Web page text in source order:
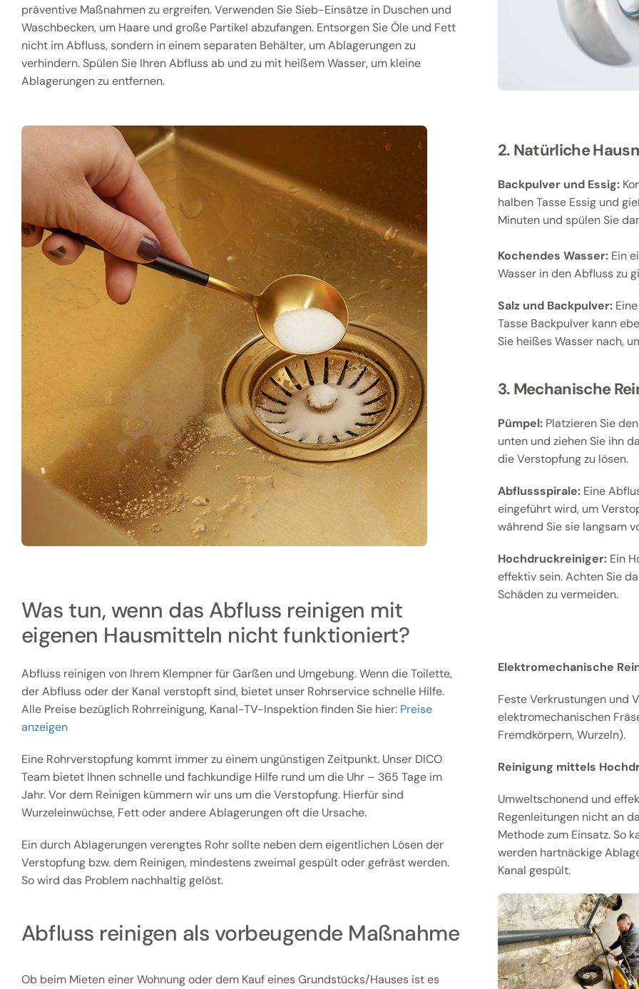
präventive Maßnahmen zu ergreifen. Verwenden Sie Sieb-Einsätze in Duschen und
Waschbecken, um Haare und große Partikel abzufangen. Entsorgen Sie Öle und Fett
nicht im Abfluss, sondern in einem separaten Behälter, um Ablagerungen zu
verhindern. Spülen Sie Ihren Abfluss ab und zu mit heißem Wasser, um kleine
Ablagerungen zu entfernen.
2. Natürliche
Backpulver und Essig:
halben Tasse Essig und
Minuten und spülen Sie
Kochendes Wasser:Ein
Wasser in den Abfluss zu
Salz und Backpulver:Eine
Tasse Backpulver kann
Sie heißes Wasser nach,
3. Mechanische
Pümpel:Platzieren Sie
unten und ziehen Sie ihn
die Verstopfung zu lösen.
Abflussspirale:Eine
eingeführt wird, um
während Sie sie langsam
Hochdruckreiniger:Ein
effektiv sein. Achten Sie
Schäden zu vermeiden.
Was tun, wenn das Abfluss reinigen mit
eigenen Hausmitteln nicht funktioniert?
Abfluss reinigen von Ihrem Klempner für Garßen und Umgebung. Wenn die Toilette,
der Abfluss oder der Kanal verstopft sind, bietet unser Rohrservice schnelle Hilfe.
Alle Preise bezüglich Rohrreinigung, Kanal-TV-Inspektion finden Sie hier: Preise
anzeigen
Eine Rohrverstopfung kommt immer zu einem ungünstigen Zeitpunkt. Unser DICO
Team bietet Ihnen schnelle und fachkundige Hilfe rund um die Uhr – 365 Tage im
Jahr. Vor dem Reinigen kümmern wir uns um die Verstopfung. Hierfür sind
Wurzeleinwüchse, Fett oder andere Ablagerungen oft die Ursache.
Ein durch Ablagerungen verengtes Rohr sollte neben dem eigentlichen Lösen der
Verstopfung bzw. dem Reinigen, mindestens zweimal gespült oder gefräst werden.
So wird das Problem nachhaltig gelöst.
Abfluss reinigen als vorbeugende Maßnahme
Ob beim Mieten einer Wohnung oder dem Kauf eines Grundstücks/Hauses ist es
Elektromechanische
Feste Verkrustungen und
elektromechanischen
Fremdkörpern, Wurzeln).
Reinigung mittels
Umweltschonend und
Regenleitungen nicht an
Methode zum Einsatz. So
werden hartnäckige
Kanal gespült.